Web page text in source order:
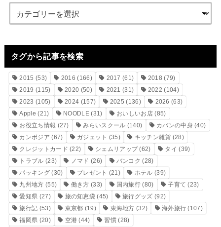
タグから記事を検索
2015 (53) 2016 (166) 2017 (61) 2018 (79)
2019 (115) 2020 (50) 2021 (31) 2022 (104)
2023 (105) 2024 (157) 2025 (136) 2026 (63)
Apple (21) NOODLE(31) おいしいお店(85)
お役立ち情報 (27) みらいスクール (140) カバンの中身(40)
カンボジア (67) ガジェット (35) キッチン雑貨 (28)
クレジットカード (22) シェムリアップ(62) タイ (39)
トラブル (23) ノマド (26) バンコク (28)
パッキング(30) プレゼント (21) ホテル (39)
九州地方 (55) 働き方 (33) 国内旅行 (80) 子育て (23)
愛知県 (27) 旅の知恵袋 (45) 旅行グッズ (92)
旅行記 (53) 東京都 (19) 東海地方 (32) 海外旅行 (107)
福岡県 (20) 空港 (44) 習慣(28)